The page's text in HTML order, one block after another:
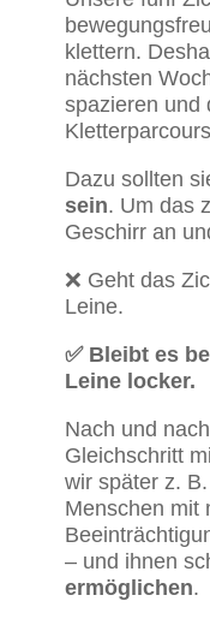
klettern.
nächsten
spazieren und
Dazu sollten
sein. Um das
Geschirr an
❌ Geht das
Leine.
✅ Bleibt es
Leine locker.
Nach und
Gleichschritt
wir später z.
Menschen mit
– und ihnen
ermöglichen.